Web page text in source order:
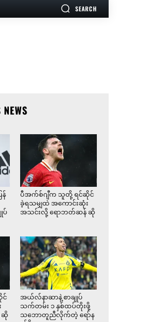
SEARCH
န်
ပ်
ပီအက်စ်ဂျီက သူတို့ ရင်ဆိုင်
ခဲ့ရသမျှထဲ အကောင်းဆုံး
အသင်းလို့ ရောဘတ်ဆန် ဆို
င်
ဆို
အယ်လ်နာဆာနဲ့ စာချုပ်
သက်တမ်း ၁ နှစ်ထပ်တိုးဖို့
သဘောတူညီလိုက်တဲ့ ရော်န